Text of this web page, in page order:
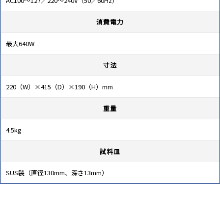
消費電力
最大640W
寸法
220（W）×415（D）×190（H）mm
重量
4.5kg
試料皿
SUS製（直径130mm、深さ13mm）